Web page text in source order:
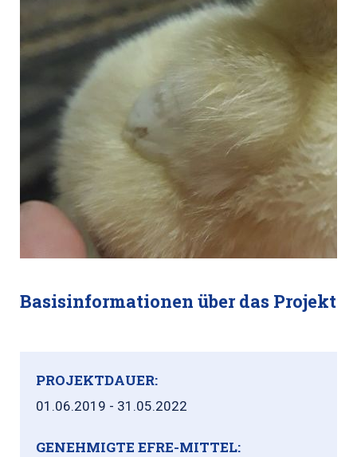
Basisinformationen über das Projekt
PROJEKTDAUER:
01.06.2019 - 31.05.2022
GENEHMIGTE EFRE-MITTEL: